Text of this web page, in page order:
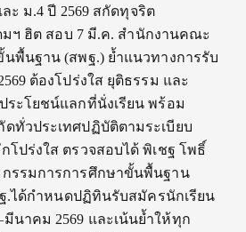
ะ ม.4 ปี 2569 สกัดทุจริต
มฯ ฮิต สอบ 7 มี.ค. สำนักงานคณะ
พื้นฐาน (สพฐ.) ย้ำแนวทางการรับ
ต้องโปร่งใส ยุติธรรม และ
ระโยชน์แลกที่นั่งเรียน พร้อม
ดทั่วประเทศปฏิบัติตามระเบียบ
โปร่งใส ตรวจสอบได้ พิเชฐ โพธิ์
รรมการการศึกษาขั้นพื้นฐาน
ฐ.ได้กำหนดปฏิทินรับสมัครนักเรียน
นาคม 2569 และเน้นย้ำให้ทุก